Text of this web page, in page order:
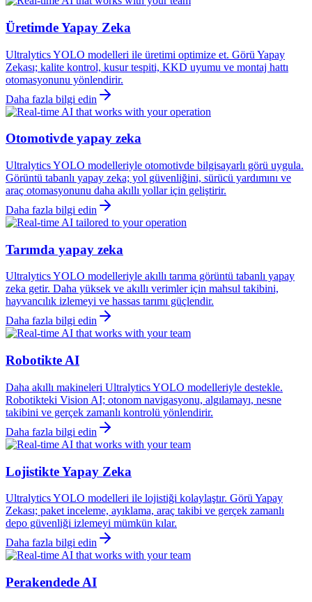
Üretimde Yapay Zeka
Ultralytics YOLO modelleri ile üretimi optimize et. Görü Yapay
Zekası; kalite kontrol, kusur tespiti, KKD uyumu ve montaj hattı
otomasyonunu yönlendirir.
Daha fazla bilgi edin
Otomotivde yapay zeka
Ultralytics YOLO modelleriyle otomotivde bilgisayarlı görü uygula.
Görüntü tabanlı yapay zeka; yol güvenliğini, sürücü yardımını ve
araç otomasyonunu daha akıllı yollar için geliştirir.
Daha fazla bilgi edin
Tarımda yapay zeka
Ultralytics YOLO modelleriyle akıllı tarıma görüntü tabanlı yapay
zeka getir. Daha yüksek ve akıllı verimler için mahsul takibini,
hayvancılık izlemeyi ve hassas tarımı güçlendir.
Daha fazla bilgi edin
Robotikte AI
Daha akıllı makineleri Ultralytics YOLO modelleriyle destekle.
Robotikteki Vision AI; otonom navigasyonu, algılamayı, nesne
takibini ve gerçek zamanlı kontrolü yönlendirir.
Daha fazla bilgi edin
Lojistikte Yapay Zeka
Ultralytics YOLO modelleri ile lojistiği kolaylaştır. Görü Yapay
Zekası; paket inceleme, ayıklama, araç takibi ve gerçek zamanlı
depo güvenliği izlemeyi mümkün kılar.
Daha fazla bilgi edin
Perakendede AI